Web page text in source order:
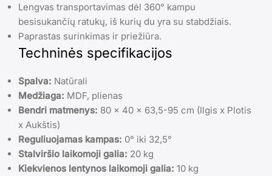
Lengvas transportavimas dėl 360° kampu
besisukančių ratukų, iš kurių du yra su stabdžiais.
Paprastas surinkimas ir priežiūra.
Techninės specifikacijos
Spalva: Natūrali
Medžiaga: MDF, plienas
Bendri matmenys: 80 x 40 x 63,5-95 cm (Ilgis x Plotis
x Aukštis)
Reguliuojamas kampas: 0° iki 32,5°
Stalviršio laikomoji galia: 20 kg
Kiekvienos lentynos laikomoji galia: 10 kg